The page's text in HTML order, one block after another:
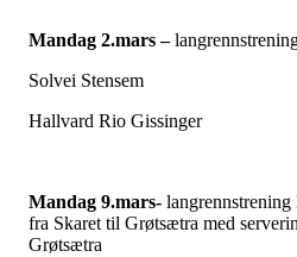
Mandag 2.mars –
Solvei Stensem
Hallvard Rio Gissinger
Mandag 9.mars-
fra Skaret til Grøtsætra med
Grøtsætra